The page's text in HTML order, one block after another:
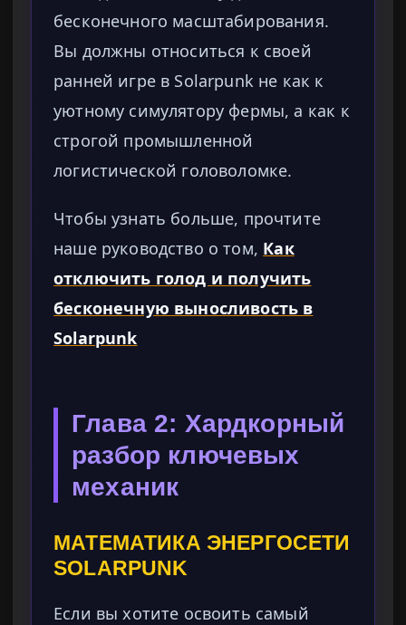
бесконечного масштабирования.
Вы должны относиться к своей
ранней игре в Solarpunk не как к
уютному симулятору фермы, а как к
строгой промышленной
логистической головоломке.
Чтобы узнать больше, прочтите
наше руководство о том, Как
отключить голод и получить
бесконечную выносливость в
Solarpunk
Глава 2: Хардкорный
разбор ключевых
механик
МАТЕМАТИКА ЭНЕРГОСЕТИ
SOLARPUNK
Если вы хотите освоить самый